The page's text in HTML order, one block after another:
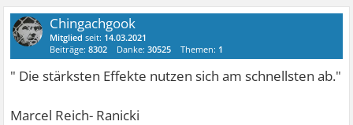
Chingachgook
Mitglied seit: 14.03.2021
Beiträge:8302 Danke:30525 Themen: 1
" Die stärksten Effekte nutzen sich am schnellsten ab."
Marcel Reich- Ranicki